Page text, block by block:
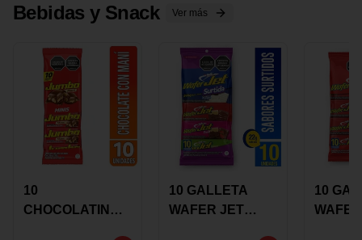
Bebidas y Snack Ver más
10
CHOCOLATINA
10 GALLETA
WAFER JET
10